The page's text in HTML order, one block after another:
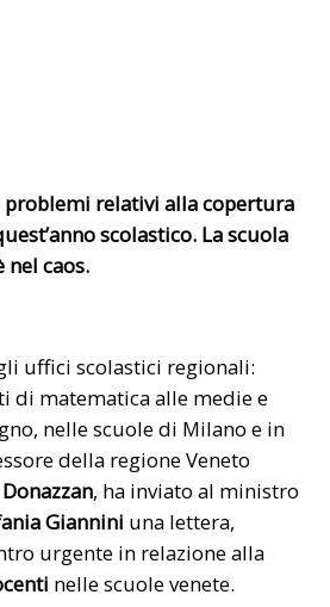
relativi alla copertura
scolastico. La scuola
caos.
uffici scolastici regionali:
di matematica alle medie e
nelle scuole di Milano e in
della regione Veneto
, ha inviato al ministro
Giannini una lettera,
urgente in relazione alla
nelle scuole venete.